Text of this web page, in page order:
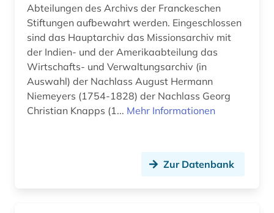
Abteilungen des Archivs der Franckeschen
Stiftungen aufbewahrt werden. Eingeschlossen
sind das Hauptarchiv das Missionsarchiv mit
der Indien- und der Amerikaabteilung das
Wirtschafts- und Verwaltungsarchiv (in
Auswahl) der Nachlass August Hermann
Niemeyers (1754-1828) der Nachlass Georg
Christian Knapps (1... Mehr Informationen
Zur Datenbank